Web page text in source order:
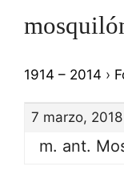
1914 – 2014 ›
7 marzo,
m. ant.